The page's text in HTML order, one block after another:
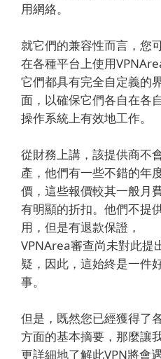
用網絡。
就它們的兼容性而言，您
在各種平台上使用
它們都具有完全自定義的
面，以確保它們各自在各
操作系統上有效地工作。
從財務上講，該提供商不
產，他們有一些不錯的年
價，這些報價較其一般月
有明顯的折扣。 他們不提
用，但是有退款保證，
VPNArea審查尚未對此提
疑，因此，這始終是一件
事。
但是，既然您已經獲得了
方面的基本摘要，那麼讓
更詳細地了解此VPN將會